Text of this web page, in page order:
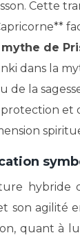
Cette
mythe de
dans la
de la
et
hybride
son agilité
quant à